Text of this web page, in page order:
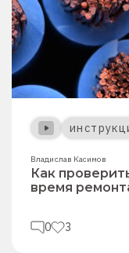
Владислав Касимов
Как
время
0 3